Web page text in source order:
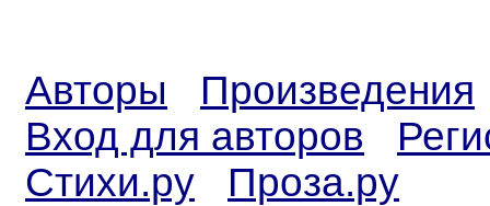
Авторы
Произведения
Вход для авторов
Стихи.ру
Проза.ру